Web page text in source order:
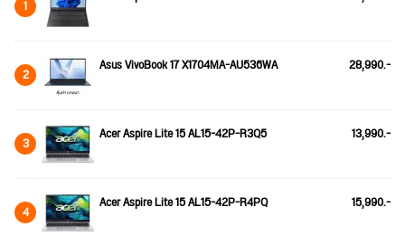
1
2 Asus VivoBook 17 X1704MA-AU536WA 28,990.-
3 Acer Aspire Lite 15 AL15-42P-R3Q5 13,990.-
4 Acer Aspire Lite 15 AL15-42P-R4PQ 15,990.-